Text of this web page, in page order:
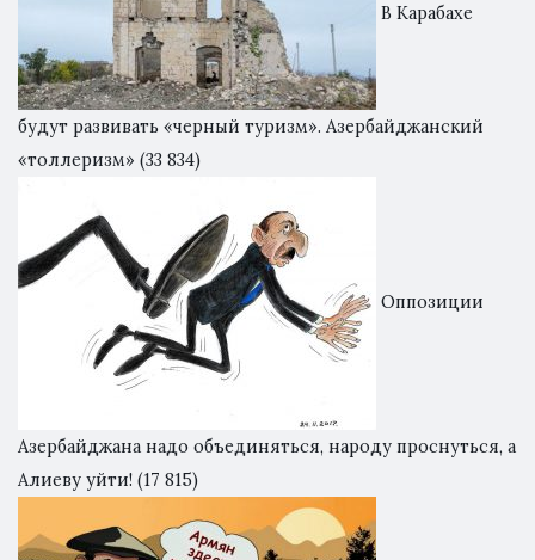
В Карабахе
будут развивать «черный туризм». Азербайджанский
«толлеризм» (33 834)
Оппозиции
Азербайджана надо объединяться, народу проснуться, а
Алиеву уйти! (17 815)